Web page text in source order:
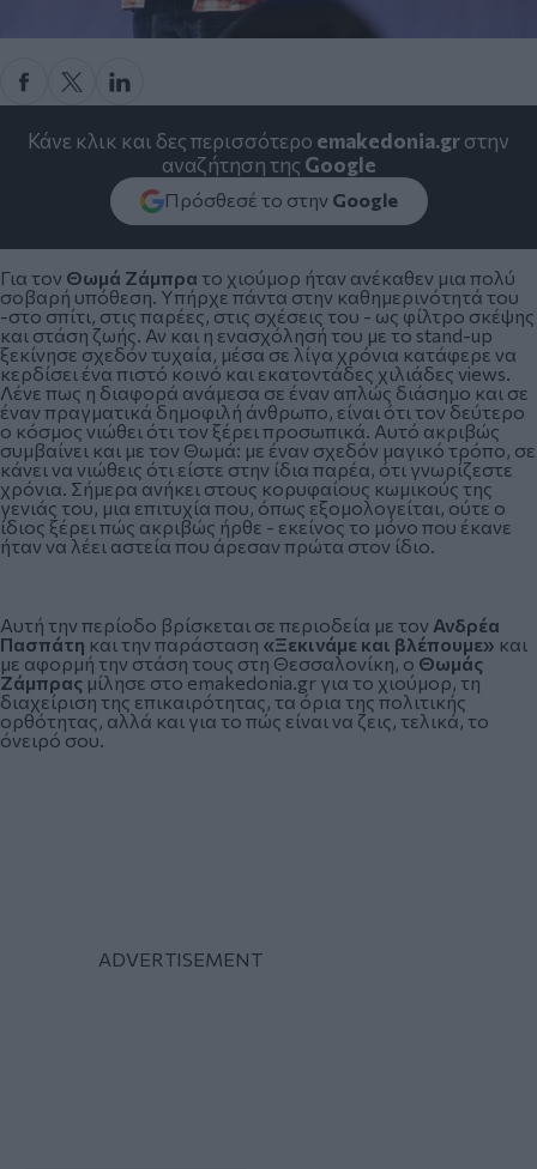
Κάνε κλικ και δες περισσότερο emakedonia.grστην
αναζήτηση της Google
Πρόσθεσέ το στην Google
Για τον Θωμά Ζάμπρα το χιούμορ ήταν ανέκαθεν μια πολύ
σοβαρή υπόθεση. Υπήρχε πάντα στην καθημερινότητά του
-στο σπίτι, στις παρέες, στις σχέσεις του - ως φίλτρο σκέψης
και στάση ζωής. Αν και η ενασχόλησή του με το stand-up
ξεκίνησε σχεδόν τυχαία, μέσα σε λίγα χρόνια κατάφερε να
κερδίσει ένα πιστό κοινό και εκατοντάδες χιλιάδες views.
Λένε πως η διαφορά ανάμεσα σε έναν απλώς διάσημο και σε
έναν πραγματικά δημοφιλή άνθρωπο, είναι ότι τον δεύτερο
ο κόσμος νιώθει ότι τον ξέρει προσωπικά. Αυτό ακριβώς
συμβαίνει και με τον Θωμά: με έναν σχεδόν μαγικό τρόπο, σε
κάνει να νιώθεις ότι είστε στην ίδια παρέα, ότι γνωρίζεστε
χρόνια. Σήμερα ανήκει στους κορυφαίους κωμικούς της
γενιάς του, μια επιτυχία που, όπως εξομολογείται, ούτε ο
ίδιος ξέρει πώς ακριβώς ήρθε - εκείνος το μόνο που έκανε
ήταν να λέει αστεία που άρεσαν πρώτα στον ίδιο.
Αυτή την περίοδο βρίσκεται σε περιοδεία με τον Ανδρέα
Πασπάτη και την παράσταση «Ξεκινάμε και βλέπουμε» και
με αφορμή την στάση τους στη Θεσσαλονίκη, ο Θωμάς
Ζάμπρας μίλησε στοemakedonia.gr για το χιούμορ, τη
διαχείριση της επικαιρότητας, τα όρια της πολιτικής
ορθότητας, αλλά και για το πώς είναι να ζεις, τελικά, το
όνειρό σου.